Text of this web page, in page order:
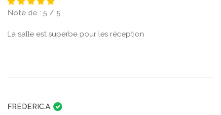
Note de : 5 / 5
La salle est superbe pour les réception
FREDERIC.A